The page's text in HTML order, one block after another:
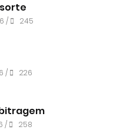
/ 245
/ 226
/ 258